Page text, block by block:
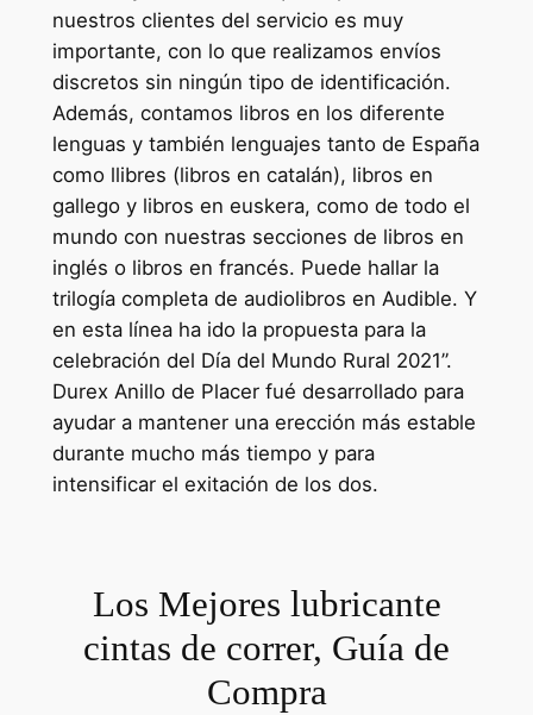
nuestros clientes del servicio es muy
importante, con lo que realizamos envíos
discretos sin ningún tipo de identificación.
Además, contamos libros en los diferente
lenguas y también lenguajes tanto de España
como llibres (libros en catalán), libros en
gallego y libros en euskera, como de todo el
mundo con nuestras secciones de libros en
inglés o libros en francés. Puede hallar la
trilogía completa de audiolibros en Audible. Y
en esta línea ha ido la propuesta para la
celebración del Día del Mundo Rural 2021”.
Durex Anillo de Placer fué desarrollado para
ayudar a mantener una erección más estable
durante mucho más tiempo y para
intensificar el exitación de los dos.
Los Mejores lubricante
cintas de correr, Guía de
Compra